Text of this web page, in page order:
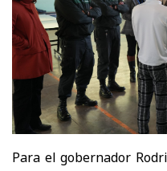
Para el gobernador